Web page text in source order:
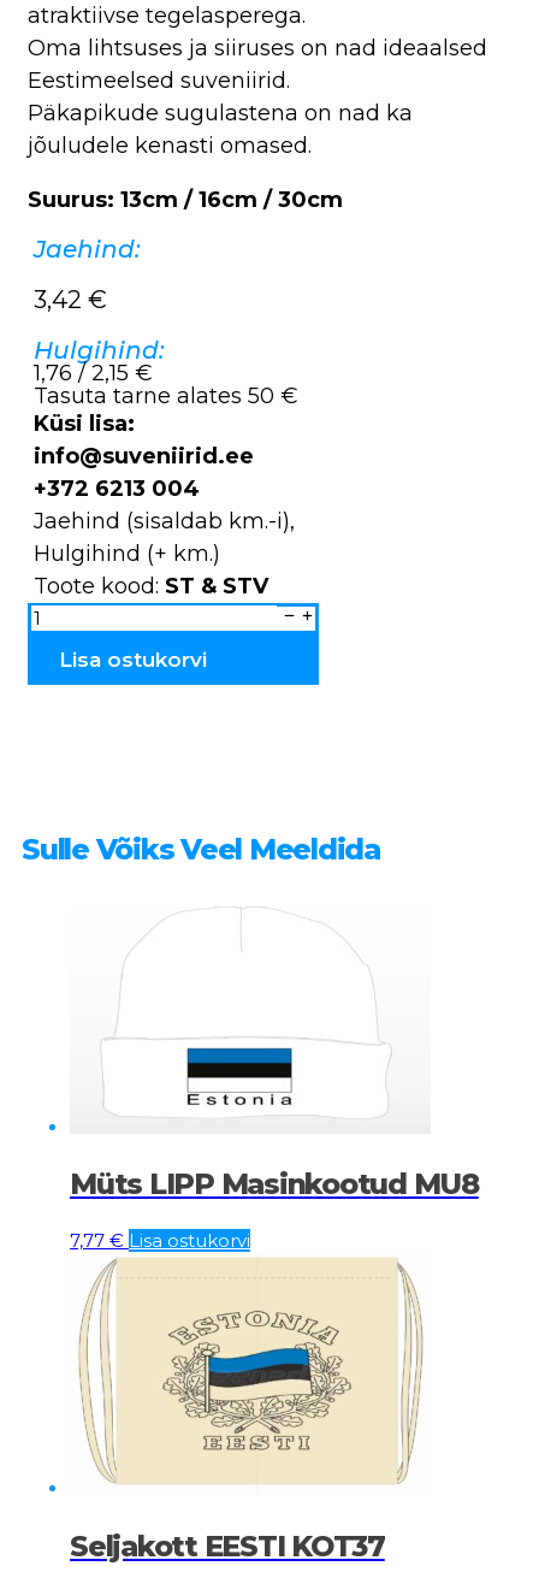
atraktiivse tegelasperega.
Oma lihtsuses ja siiruses on nad ideaalsed
Eestimeelsed suveniirid.
Päkapikude sugulastena on nad ka
jõuludele kenasti omased.
Suurus: 13cm / 16cm / 30cm
Jaehind:
3,42 €
Hulgihind:
1,76 / 2,15 €
Tasuta tarne alates 50 €
Küsi lisa:
info@suveniirid.ee
+372 6213 004
Jaehind (sisaldab km.-i),
Hulgihind (+ km.)
Toote kood: ST & STV
Saunatondid
ST
&
Lisa ostukorvi
Sulle Võiks Veel Meeldida
Müts LIPP Masinkootud MU8
7,77 € Lisa ostukorvi
Seljakott EESTI KOT37